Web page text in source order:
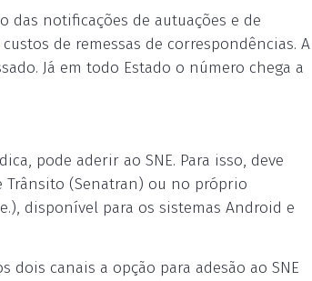
das notificações de autuações e de
de remessas de correspondências. A
Já em todo Estado o número chega a
pode aderir ao SNE. Para isso, deve
Trânsito (Senatran) ou no próprio
disponível para os sistemas Android e
canais a opção para adesão ao SNE